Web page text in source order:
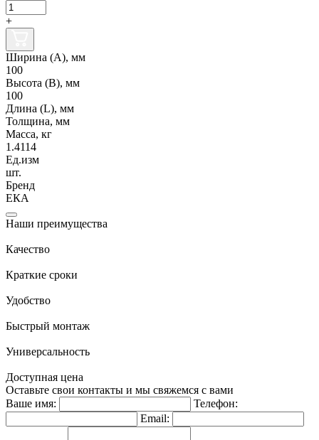
+
Ширина (А), мм
100
Высота (В), мм
100
Длина (L), мм
Толщина, мм
Масса, кг
1.4114
Ед.изм
шт.
Бренд
ЕКА
Наши преимущества
Качество
Краткие сроки
Удобство
Быстрый монтаж
Универсальность
Доступная цена
Оставьте свои контакты и мы свяжемся с вами
Ваше имя:
Телефон:
Email: